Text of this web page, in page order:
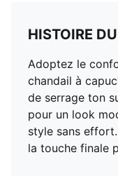
Longueur standard
Modèle à capuchon
Détails de marque
HISTOIRE
Adoptez le
chandail à
de serrage ton
pour un look
style sans
la touche finale